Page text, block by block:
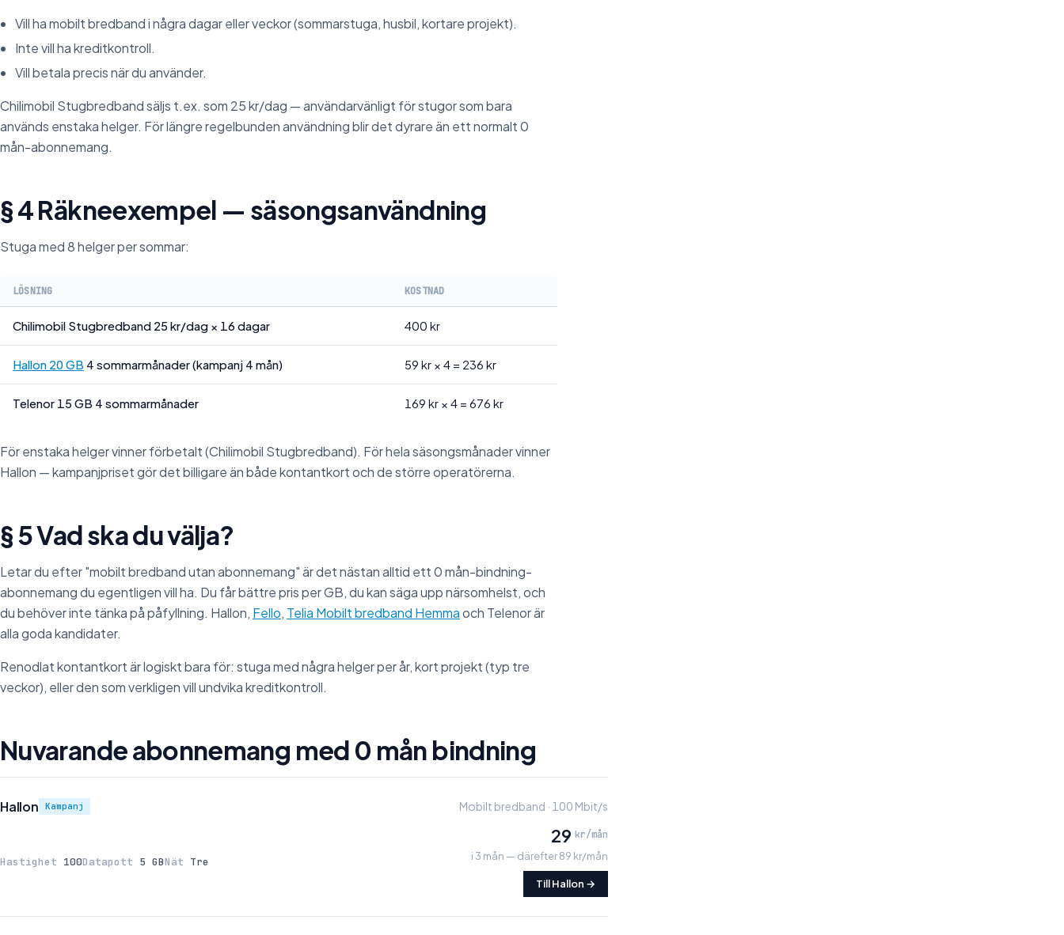
Vill ha mobilt bredband i några dagar eller veckor (sommarstuga, husbil, kortare projekt).
Inte vill ha kreditkontroll.
Vill betala precis när du använder.
Chilimobil Stugbredband säljs t.ex. som 25 kr/dag — användarvänligt för stugor som bara
används enstaka helger. För längre regelbunden användning blir det dyrare än ett normalt 0
mån-abonnemang.
§ 4 Räkneexempel — säsongsanvändning
Stuga med 8 helger per sommar:
LÖSNING KOSTNAD
Chilimobil Stugbredband 25 kr/dag × 16 dagar 400 kr
Hallon 20 GB 4 sommarmånader (kampanj 4 mån) 59 kr × 4 = 236 kr
Telenor 15 GB 4 sommarmånader 169 kr × 4 = 676 kr
För enstaka helger vinner förbetalt (Chilimobil Stugbredband). För hela säsongsmånader vinner
Hallon — kampanjpriset gör det billigare än både kontantkort och de större operatörerna.
§ 5 Vad ska du välja?
Letar du efter "mobilt bredband utan abonnemang" är det nästan alltid ett 0 mån-bindning-
abonnemang du egentligen vill ha. Du får bättre pris per GB, du kan säga upp närsomhelst, och
du behöver inte tänka på påfyllning. Hallon, Fello, Telia Mobilt bredband Hemmaoch Telenor är
alla goda kandidater.
Renodlat kontantkort är logiskt bara för: stuga med några helger per år, kort projekt (typ tre
veckor), eller den som verkligen vill undvika kreditkontroll.
Nuvarande abonnemang med 0 mån bindning
Hallon Kampanj Mobilt bredband · 100 Mbit/s
Hastighet 100Datapott 5 GBNät Tre
29 kr/mån
i 3 mån — därefter 89 kr/mån
Till Hallon →